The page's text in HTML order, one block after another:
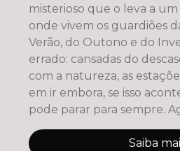
misterioso que o leva a
onde vivem os guardiões
Verão, do Outono e do
errado: cansadas do
com a natureza, as
em ir embora, se isso
pode parar para sempre.
Saiba